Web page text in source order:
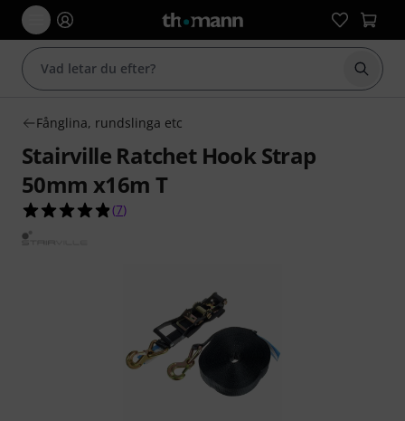
Börja
Fånglina, rundslinga etc
Stairville Ratchet Hook Strap
50mm x16m T
4.9 av 5 stjärnor från 7 kundbetyg
(7)